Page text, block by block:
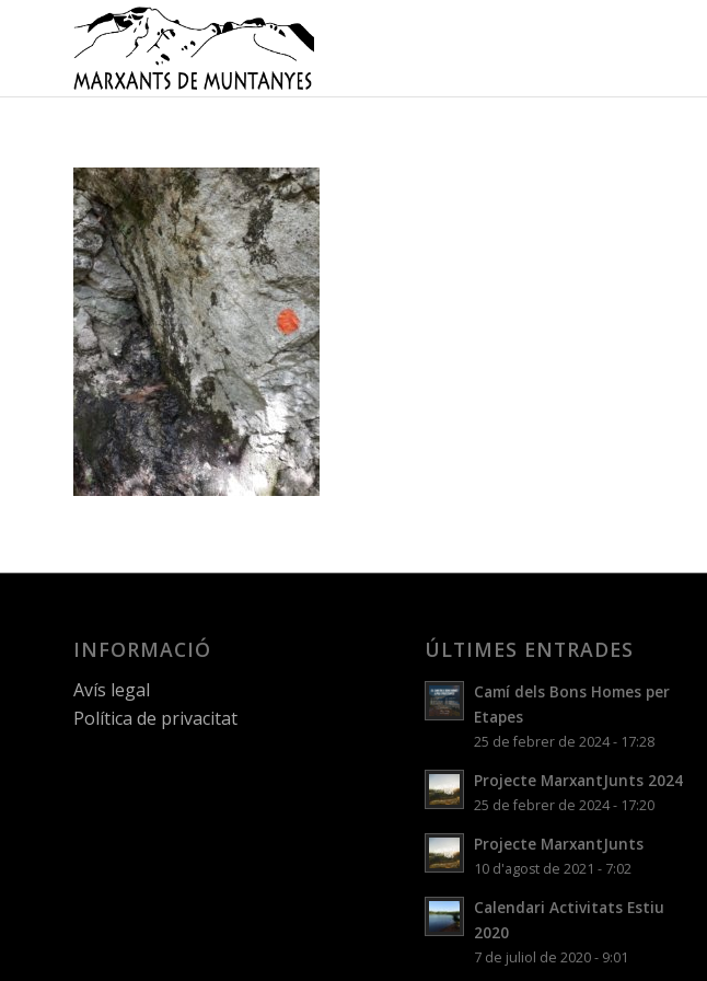
INFORMACIÓ
Avís legal
Política de privacitat
ÚLTIMES ENTRADES
Camí dels Bons Homes per
Etapes
25 de febrer de 2024 - 17:28
Projecte MarxantJunts 2024
25 de febrer de 2024 - 17:20
Projecte MarxantJunts
10 d'agost de 2021 - 7:02
Calendari Activitats Estiu
2020
7 de juliol de 2020 - 9:01